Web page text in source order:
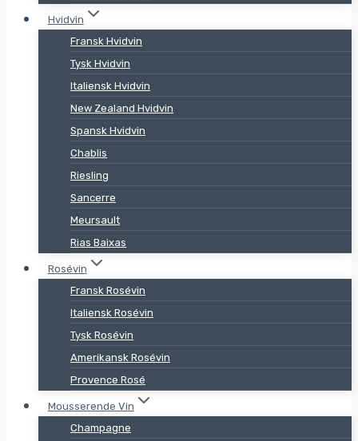
Hvidvin
Fransk Hvidvin
Tysk Hvidvin
Italiensk Hvidvin
New Zealand Hvidvin
Spansk Hvidvin
Chablis
Riesling
Sancerre
Meursault
Rias Baixas
Rosévin
Fransk Rosévin
Italiensk Rosévin
Tysk Rosévin
Amerikansk Rosévin
Provence Rosé
Mousserende Vin
Champagne